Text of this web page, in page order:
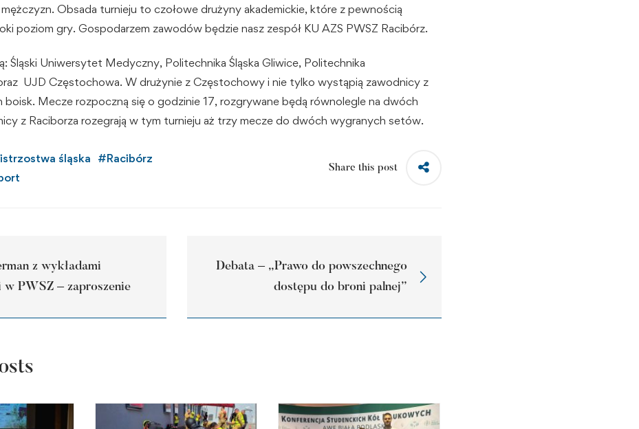
Obsada turnieju to czołowe drużyny akademickie, które z pewnością
poziom gry. Gospodarzem zawodów będzie nasz zespół KU AZS PWSZ Racibórz.
Śląski Uniwersytet Medyczny, Politechnika Śląska Gliwice, Politechnika
UJD Częstochowa. W drużynie z Częstochowy i nie tylko wystąpią zawodnicy z
Mecze rozpoczną się o godzinie 17, rozgrywane będą równolegle na dwóch
z Raciborza rozegrają w tym turnieju aż trzy mecze do dwóch wygranych setów.
śląska #Racibórz
Share this post
z wykładami
PWSZ – zaproszenie
Debata – „Prawo do powszechnego
dostępu do broni palnej”